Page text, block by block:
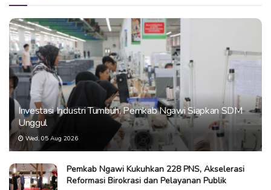
Investasi Industri Tumbuh, Pemkab Ngawi Siapkan SDM
Unggul
Wed, 05 Aug 2026
Pemkab Ngawi Kukuhkan 228 PNS, Akselerasi
Reformasi Birokrasi dan Pelayanan Publik